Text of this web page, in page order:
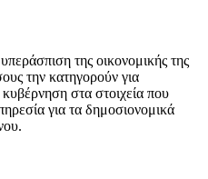
της οικονομικής της
την κατηγορούν για
στα στοιχεία που
για τα δημοσιονομικά